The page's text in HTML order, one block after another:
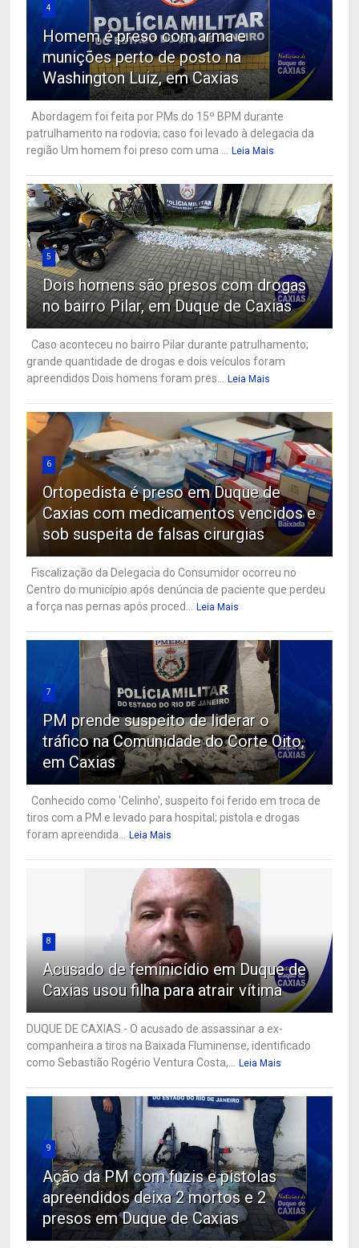
4
Homem é preso com arma e
munições perto de posto na
Washington Luiz, em Caxias
Abordagem foi feita por PMs do 15º BPM durante
patrulhamento na rodovia; caso foi levado à delegacia da
região Um homem foi preso com uma ...
Leia Mais
5
Dois homens são presos com drogas
no bairro Pilar, em Duque de Caxias
Caso aconteceu no bairro Pilar durante patrulhamento;
grande quantidade de drogas e dois veículos foram
apreendidos Dois homens foram pres...
Leia Mais
6
Ortopedista é preso em Duque de
Caxias com medicamentos vencidos e
sob suspeita de falsas cirurgias
Fiscalização da Delegacia do Consumidor ocorreu no
Centro do município após denúncia de paciente que perdeu
a força nas pernas após proced...
Leia Mais
7
PM prende suspeito de liderar o
tráfico na Comunidade do Corte Oito,
em Caxias
Conhecido como 'Celinho', suspeito foi ferido em troca de
tiros com a PM e levado para hospital; pistola e drogas
foram apreendida...
Leia Mais
8
Acusado de feminicídio em Duque de
Caxias usou filha para atrair vítima
DUQUE DE CAXIAS - O acusado de assassinar a ex-
companheira a tiros na Baixada Fluminense, identificado
como Sebastião Rogério Ventura Costa,...
Leia Mais
9
Ação da PM com fuzis e pistolas
apreendidos deixa 2 mortos e 2
presos em Duque de Caxias